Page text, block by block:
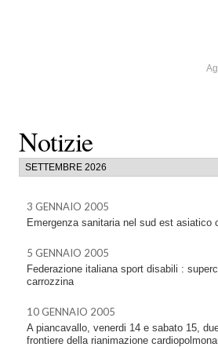
Notizie
3 GENNAIO 2005
Emergenza sanitaria nel sud est asiatico
5 GENNAIO 2005
Federazione italiana sport disabili :
carrozzina
10 GENNAIO 2005
A piancavallo, venerdi 14 e sabato 15,
frontiere della rianimazione